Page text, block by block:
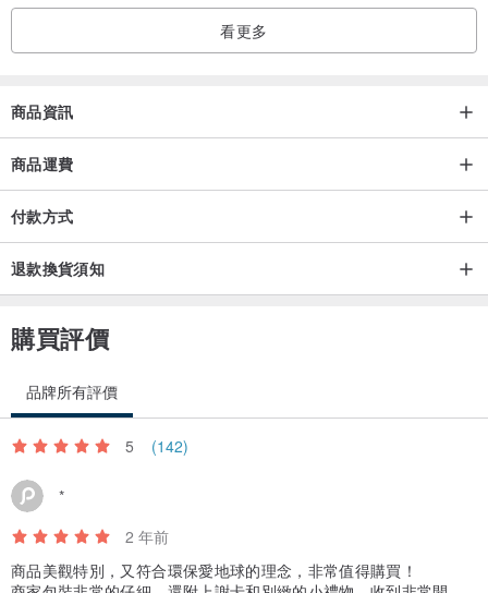
沉。希望您會喜歡這種自然質地的飾品。
●因為是手工製作，所以非常精緻。 請輕拿輕放
｜保養｜
●避免接觸醇、乳液、化學藥品等
●用軟布擦去所有污垢
｜國際運輸｜
將是帶有保證和跟踪的掛號信。 由每個國家/地區的郵遞組織發送。
遲。 感謝您的理解。 EMS也有延遲，但是如果您願意，請在購買前
與設計師聯繫，我們將予以答复。
看更多
商品資訊
商品運費
付款方式
退款換貨須知
購買評價
品牌所有評價
5 (142)
*
2 年前
商品美觀特別，又符合環保愛地球的理念，非常值得購買！